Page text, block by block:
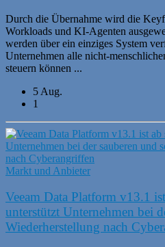
Durch die Übernahme wird die
Workloads und KI-Agenten
werden über ein einziges System
Unternehmen alle nicht-
steuern können ...
5 Aug.
1
Markt und Anbieter
Veeam Data Platform v13.1
unterstützt Unternehmen bei
Wiederherstellung nach